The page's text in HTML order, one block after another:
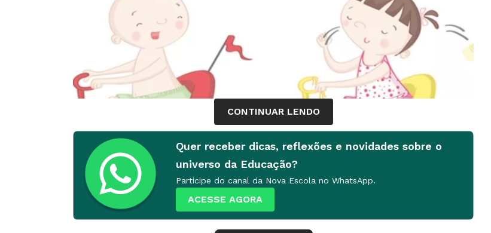
2. MemóriaPuderam entender que já viveram muita coisa desde que
nasceram.
CONTINUAR LENDO
Quer receber dicas, reflexões e novidades sobre o
universo da Educação?
Participe do canal da Nova Escola no WhatsApp.
ACESSE AGORA